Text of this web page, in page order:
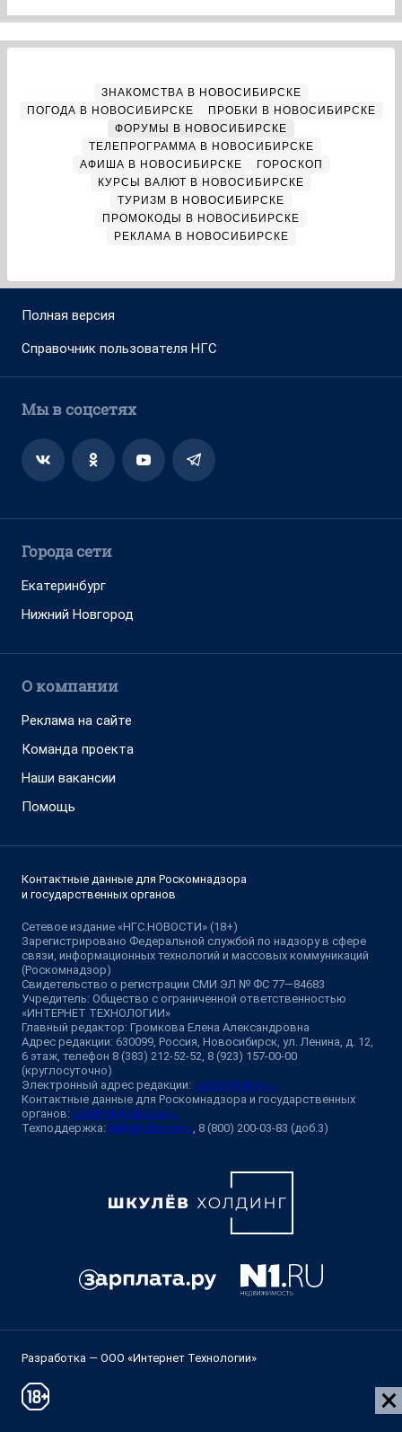
ЗНАКОМСТВА В НОВОСИБИРСКЕ
ПОГОДА В НОВОСИБИРСКЕ
ПРОБКИ В НОВОСИБИРСКЕ
ФОРУМЫ В НОВОСИБИРСКЕ
ТЕЛЕПРОГРАММА В НОВОСИБИРСКЕ
АФИША В НОВОСИБИРСКЕ
ГОРОСКОП
КУРСЫ ВАЛЮТ В НОВОСИБИРСКЕ
ТУРИЗМ В НОВОСИБИРСКЕ
ПРОМОКОДЫ В НОВОСИБИРСКЕ
РЕКЛАМА В НОВОСИБИРСКЕ
Полная версия
Справочник пользователя НГС
Мы в соцсетях
Города сети
Екатеринбург
Нижний Новгород
О компании
Реклама на сайте
Команда проекта
Наши вакансии
Помощь
Контактные данные для Роскомнадзора
и государственных органов
Сетевое издание «НГС.НОВОСТИ» (18+)
Зарегистрировано Федеральной службой по надзору в сфере
связи, информационных технологий и массовых коммуникаций
(Роскомнадзор)
Свидетельство о регистрации СМИ ЭЛ № ФС 77—84683
Учредитель: Общество с ограниченной ответственностью
«ИНТЕРНЕТ ТЕХНОЛОГИИ»
Главный редактор: Громкова Елена Александровна
Адрес редакции: 630099, Россия, Новосибирск, ул. Ленина, д. 12,
6 этаж, телефон 8 (383) 212-52-52, 8 (923) 157-00-00
(круглосуточно)
Электронный адрес редакции: ngs@shkulev.ru
Контактные данные для Роскомнадзора и государственных
органов: juristnsk@shkulev.ru
Техподдержка: help@shkulev.ru , 8 (800) 200-03-83 (доб.3)
Разработка — ООО «Интернет Технологии»